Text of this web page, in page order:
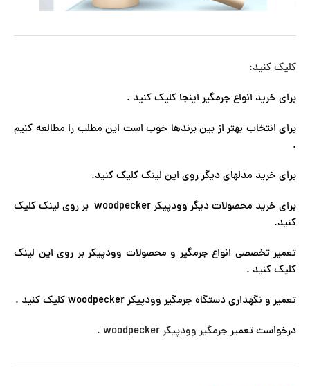
کلیک کنید:
برای خرید انواع جرمگیر اینجا کلیک کنید .
برای انتخاب بهتر از بین برندها خوب است این مطلب را مطالعه کنیم
.
برای خرید مدلهای دیگر روی این لینک کلیک کنید.
برای خرید محصولات دیگر وودپیکر woodpecker بر روی لینک کلیک
کنید.
تعمیر تخصصی انواع جرمگیر و محصولات وودپیکر بر روی این لینک
کلیک کنید .
تعمیر و نگهداری دستگاه جرمگیر وودپیکر woodpecker کلیک کنید .
درخواست تعمیر جرمگیر وودپیکر woodpecker .